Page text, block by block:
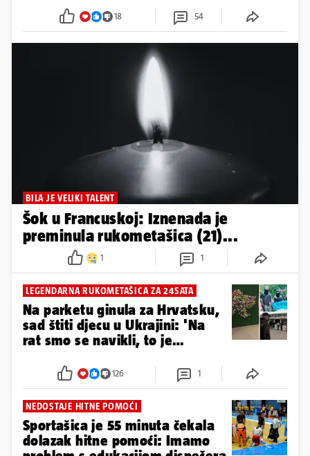
18 54
BILA JE VELIKI TALENT
Šok u Francuskoj: Iznenada je
preminula rukometašica (21)...
1 1
LEGENDARNA RUKOMETAŠICA ZA 24SATA
Na parketu ginula za Hrvatsku,
sad štiti djecu u Ukrajini: 'Na
rat smo se navikli, to je
126 1
NEDOSTAJE HITNE POMOĆI
Sportašica je 55 minuta čekala
dolazak hitne pomoći: Imamo